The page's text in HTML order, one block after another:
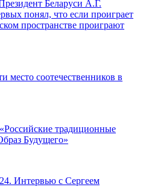
Беларуси А.Г.
понял, что если проиграет
пространстве проиграют
место соотечественников в
традиционные
Будущего»
Интервью с Сергеем